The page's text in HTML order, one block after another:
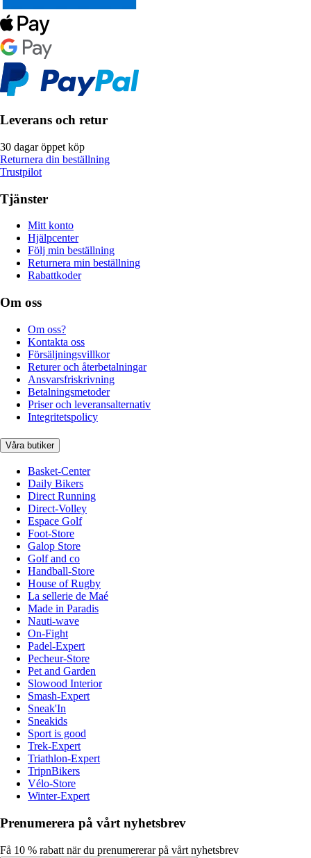
Leverans och retur
30 dagar öppet köp
Returnera din beställning
Trustpilot
Tjänster
Mitt konto
Hjälpcenter
Följ min beställning
Returnera min beställning
Rabattkoder
Om oss
Om oss?
Kontakta oss
Försäljningsvillkor
Returer och återbetalningar
Ansvarsfriskrivning
Betalningsmetoder
Priser och leveransalternativ
Integritetspolicy
Våra butiker
Basket-Center
Daily Bikers
Direct Running
Direct-Volley
Espace Golf
Foot-Store
Galop Store
Golf and co
Handball-Store
House of Rugby
La sellerie de Maé
Made in Paradis
Nauti-wave
On-Fight
Padel-Expert
Pecheur-Store
Pet and Garden
Slowood Interior
Smash-Expert
Sneak'In
Sneakids
Sport is good
Trek-Expert
Triathlon-Expert
TripnBikers
Vélo-Store
Winter-Expert
Prenumerera på vårt nyhetsbrev
Få 10 % rabatt när du prenumererar på vårt nyhetsbrev